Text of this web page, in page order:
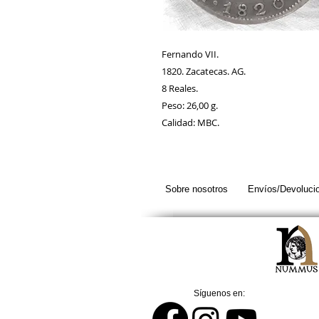
Fernando VII.
1820. Zacatecas. AG.
8 Reales.
Peso: 26,00 g.
Calidad: MBC.
Sobre nosotros Envíos/
Síguenos en: